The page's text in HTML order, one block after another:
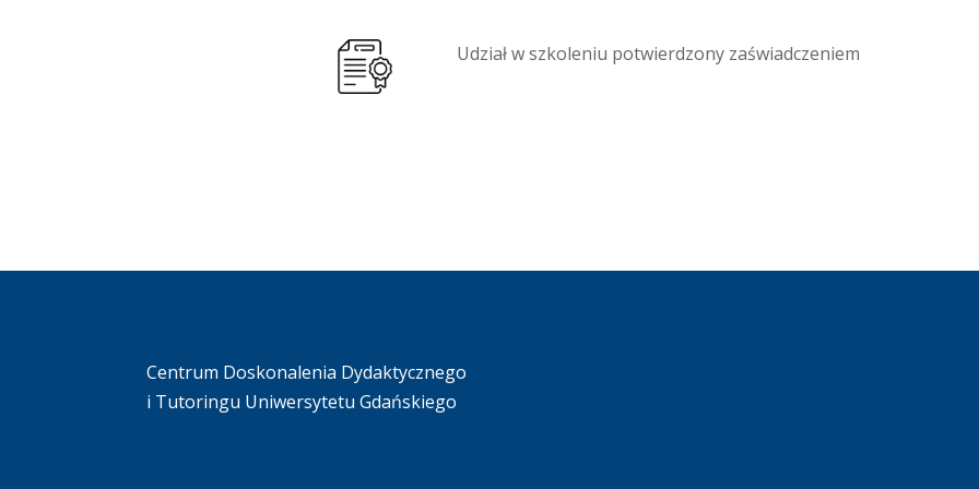
Udział w szkoleniu potwierdzony zaświadczeniem
Centrum Doskonalenia Dydaktycznego
i Tutoringu Uniwersytetu Gdańskiego